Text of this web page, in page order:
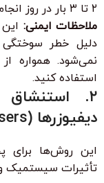
۲ تا ۳ بار در روز انجام دهید.
ملاحظات ایمنی:
دلیل خطر سوختگی
نمی‌شود. همواره
استفاده کنید.
دیفیوزرها (Diffusers)
این روش‌ها برای
تأثیرات سیستمیک